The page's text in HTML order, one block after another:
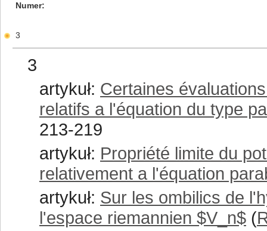
Numer
3
3
artykuł: Certaines
relatifs a l'équation du type
213-219
artykuł: Propriété limite du
relativement a l'équation
artykuł: Sur les ombilics de
l'espace riemannien $V_n$ (